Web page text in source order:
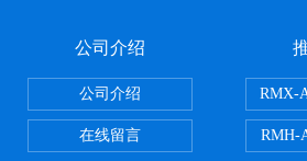
公司介绍
公司介绍
在线留言
RMX-
RMH-